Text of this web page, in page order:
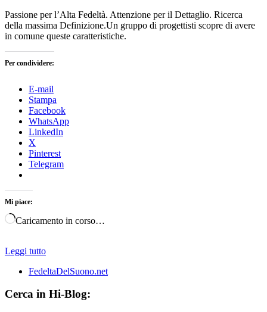
Passione per l’Alta Fedeltà. Attenzione per il Dettaglio. Ricerca
della massima Definizione.Un gruppo di progettisti scopre di avere
in comune queste caratteristiche.
Per condividere:
E-mail
Stampa
Facebook
WhatsApp
LinkedIn
X
Pinterest
Telegram
Mi piace:
Caricamento in corso…
Leggi tutto
FedeltaDelSuono.net
Cerca in Hi-Blog: